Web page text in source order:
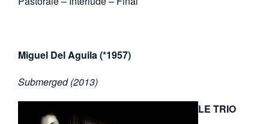
Miguel Del Aguila (*1957)
Submerged (2013)
LE TRIO